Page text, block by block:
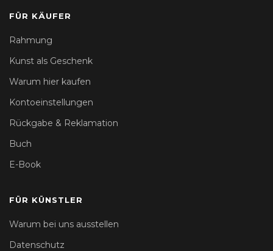
FÜR KÄUFER
Rahmung
Kunst als Geschenk
Warum hier kaufen
Kontoeinstellungen
Rückgabe & Reklamation
Buch
E-Book
FÜR KÜNSTLER
Warum bei uns ausstellen
Datenschutz